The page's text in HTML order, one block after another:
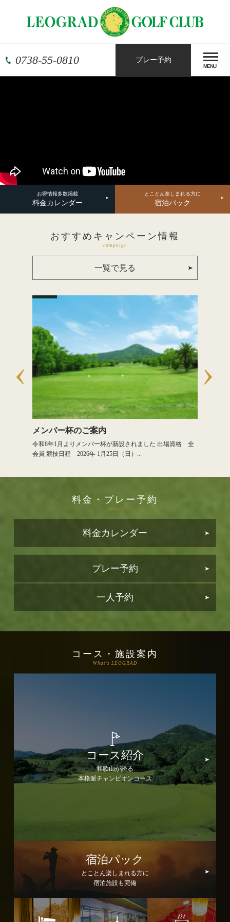
0738-55-0810 プレー予約
MENU
お得情報多数掲載
料金カレンダー
とことん楽しまれる方に
宿泊パック
おすすめキャンペーン情報
campaign
一覧で見る
メンバー杯のご案内
令和8年1月よりメンバー杯が新設されました 出場資格 全
会員 競技日程 2026年 1月25日（日）...
料金・プレー予約
Detail
料金カレンダー
プレー予約
一人予約
コース・施設案内
What’s LEOGRAD
コース紹介
和歌山が誇る
本格派チャンピオンコース
宿泊パック
とことん楽しまれる方に
宿泊施設も完備